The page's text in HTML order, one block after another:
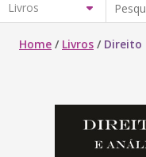
Home / Livros / Direito